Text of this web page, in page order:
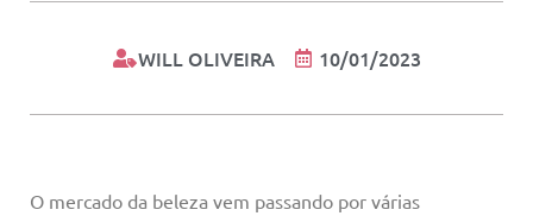
WILL OLIVEIRA 10/01/2023
O mercado da beleza vem passando por várias